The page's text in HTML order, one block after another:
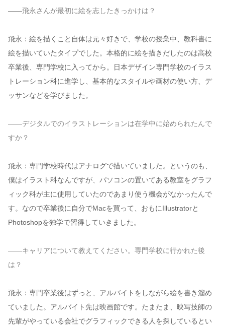
——飛永さんが最初に絵を志したきっかけは？
飛永：絵を描くこと自体は元々好きで、学校の授業中、教科書に
絵を描いていたタイプでした。本格的に絵を描きだしたのは高校
卒業後、専門学校に入ってから。日本デザイン専門学校のイラス
トレーション科に進学し、基本的なスタイルや画材の使い方、デ
ッサンなどを学びました。
——デジタルでのイラストレーションは在学中に始められたんで
すか？
飛永：専門学校時代はアナログで描いていました。というのも、
僕はイラスト科なんですが、パソコンの置いてある教室をグラフ
ィック科が主に使用していたのであまり使う機会がなかったんで
す。なので卒業後に自分でMacを買って、おもにIllustratorと
Photoshopを独学で習得していきました。
——キャリアについて教えてください。専門学校に行かれた後
は？
飛永：専門卒業後はずっと、アルバイトをしながら絵を書き溜め
ていました。アルバイト先は映画館です。たまたま、映写技師の
先輩がやっている会社でグラフィックできる人を探しているとい